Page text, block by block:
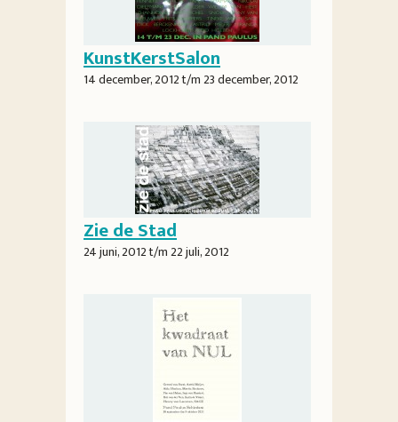
KunstKerstSalon
14 december, 2012t/m23 december, 2012
Zie de Stad
24 juni, 2012t/m22 juli, 2012